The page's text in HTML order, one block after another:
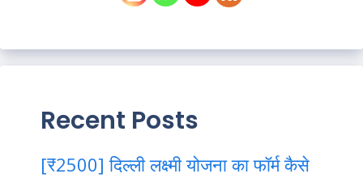
Recent Posts
[₹2500] दिल्ली लक्ष्मी योजना का फॉर्म कैसे